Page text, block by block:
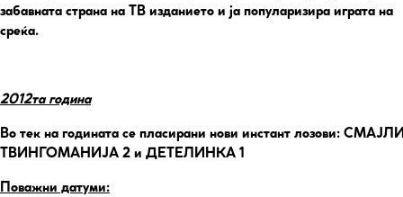
забавната страна на ТВ изданието и ја популаризира играта на
среќа.
2012та година
Во тек на годината се пласирани нови инстант лозови:
ТВИНГОМАНИЈА 2 и ДЕТЕЛИНКА 1
Поважни датуми: